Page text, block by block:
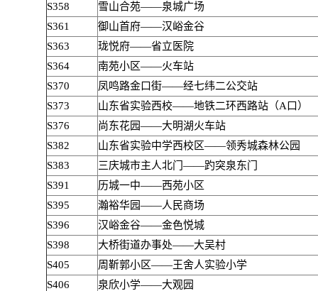
S358
雪山合苑——泉城广场
S361
御山首府——汉峪金谷
S363
珑悦府——省立医院
S364
南苑小区——火车站
S370
凤鸣路金口街——经七纬二公交站
S373
山东省实验西校——地铁二环西路站（A口）
S376
尚东花园——大明湖火车站
S382
山东省实验中学西校区——领秀城森林公园
S383
三庆城市主人北门——趵突泉东门
S391
历城一中——西苑小区
S395
瀚裕华园——人民商场
S396
汉峪金谷——金色悦城
S398
大桥街道办事处——大吴村
S405
周靳郭小区——王舍人实验小学
S406
泉欣小学——大观园